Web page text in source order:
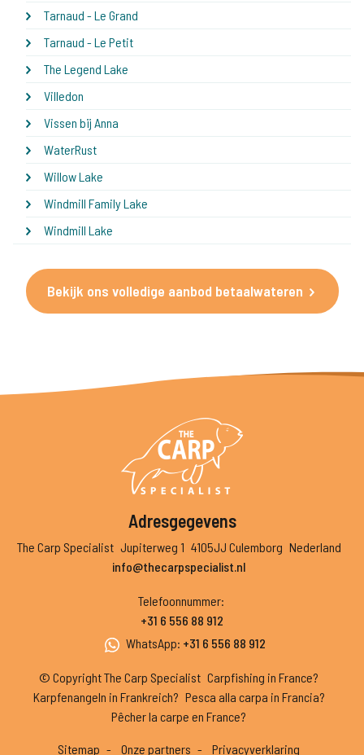
Tarnaud - Le Grand
Tarnaud - Le Petit
The Legend Lake
Villedon
Vissen bij Anna
WaterRust
Willow Lake
Windmill Family Lake
Windmill Lake
Bekijk ons volledige aanbod betaalwateren
Adresgegevens
The Carp Specialist Jupiterweg 1 4105JJ Culemborg Nederland
info@thecarpspecialist.nl
Telefoonnummer:
+31 6 556 88 912
WhatsApp: +31 6 556 88 912
© Copyright The Carp Specialist Carpfishing in France?
Karpfenangeln in Frankreich? Pesca alla carpa in Francia?
Pêcher la carpe en France?
Sitemap Onze partners Privacyverklaring